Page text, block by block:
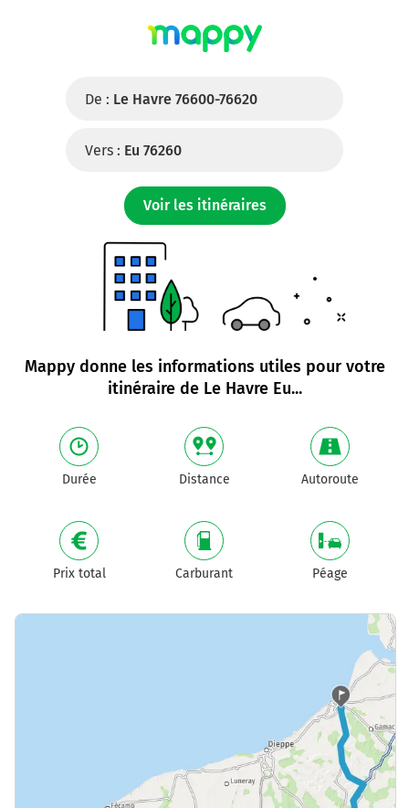
De : Le Havre 76600-76620
Vers : Eu 76260
Voir les itinéraires
Mappy donne les informations utiles pour votre
itinéraire de Le Havre Eu...
Durée Distance Autoroute
Prix total Carburant Péage